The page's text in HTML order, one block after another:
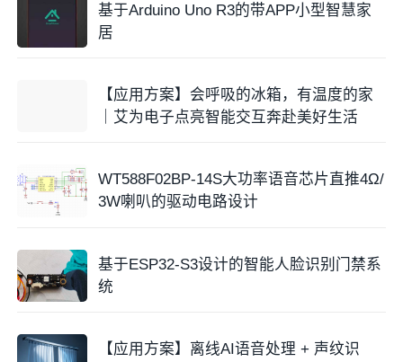
基于Arduino Uno R3的带APP小型智慧家
居
【应用方案】会呼吸的冰箱，有温度的家
｜艾为电子点亮智能交互奔赴美好生活
WT588F02BP-14S大功率语音芯片直推4Ω/
3W喇叭的驱动电路设计
基于ESP32-S3设计的智能人脸识别门禁系
统
【应用方案】离线AI语音处理 + 声纹识